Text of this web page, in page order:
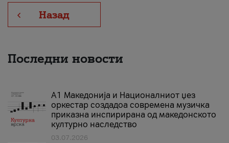
Назад
Последни новости
А1 Македонија и Националниот џез
оркестар создадоа современа музичка
приказна инспирирана од македонското
културно наследство
03.07.2026